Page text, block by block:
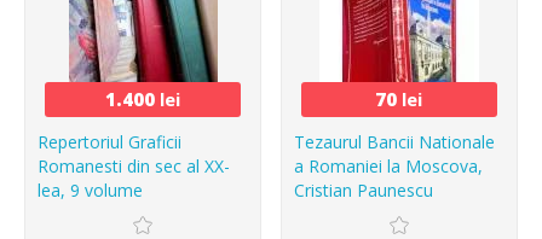
1.400lei
Repertoriul Graficii
Romanesti din sec al XX-
lea, 9 volume
70 lei
Tezaurul Bancii Nationale
a Romaniei la Moscova,
Cristian Paunescu